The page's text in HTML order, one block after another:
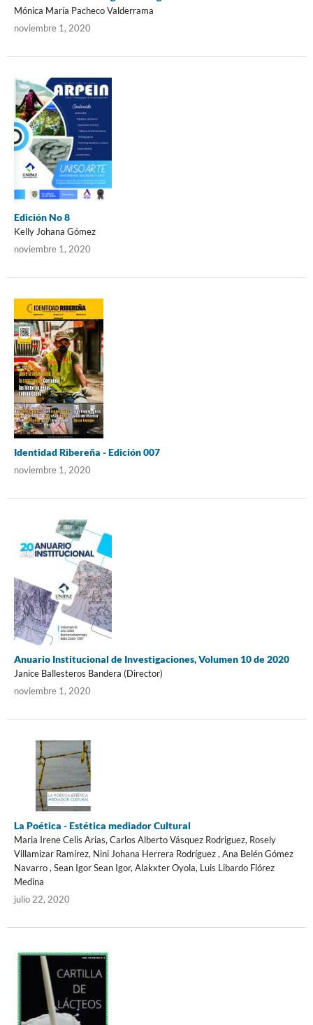
Mónica María Pacheco Valderrama
noviembre 1, 2020
Edición No 8
Kelly Johana Gómez
noviembre 1, 2020
Identidad Ribereña - Edición 007
noviembre 1, 2020
Anuario Institucional de Investigaciones, Volumen 10 de 2020
Janice Ballesteros Bandera (Director)
noviembre 1, 2020
La Poética - Estética mediador Cultural
Maria Irene Celis Arias, Carlos Alberto Vásquez Rodriguez, Rosely
Villamizar Ramírez, Nini Johana Herrera Rodríguez , Ana Belén Gómez
Navarro , Sean Igor Sean Igor, Alakxter Oyola, Luis Libardo Flórez
Medina
julio 22, 2020